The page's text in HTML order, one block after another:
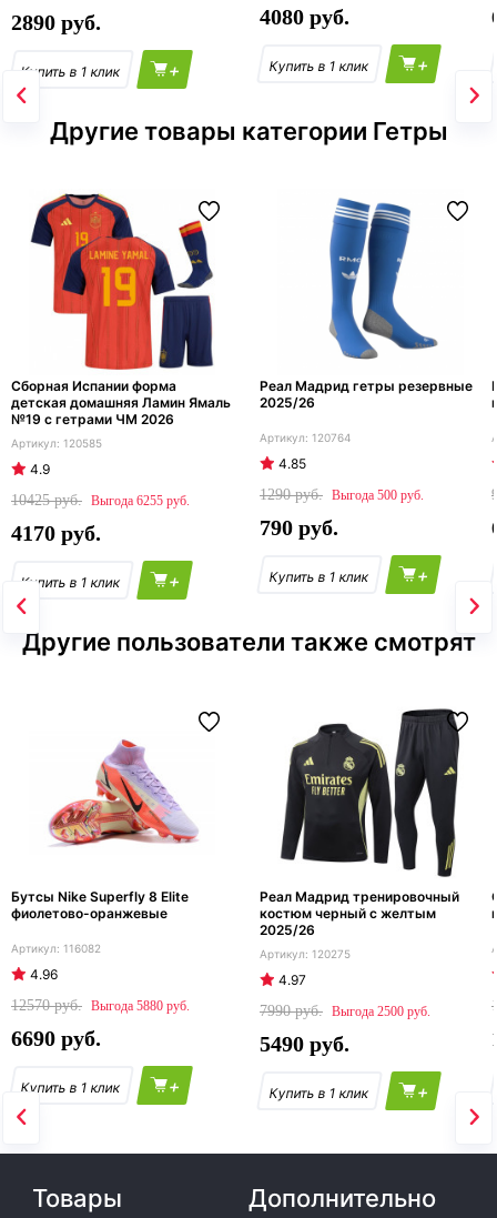
2890
+
4080
+
Другие товары категории Гетры
Сборная Испании форма
детская домашняя Ламин Ямаль
№19 с гетрами ЧМ 2026
120585
4.9
10425
6255
4170
+
Реал Мадрид гетры резервные
2025/26
120764
4.85
1290
500
790
+
Другие пользователи также смотрят
Бутсы Nike Superfly 8 Elite
фиолетово-оранжевые
116082
4.96
12570
5880
6690
+
Реал Мадрид тренировочный
костюм черный с желтым
2025/26
120275
4.97
7990
2500
5490
+
Товары Дополнительно